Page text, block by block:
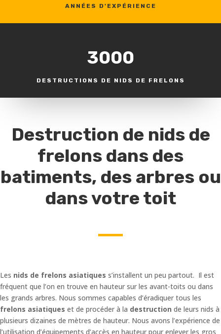
ANNÉES D'EXPÉRIENCE
3000
DESTRUCTIONS DE NIDS DE FRELONS
Destruction de nids de
frelons dans des
batiments, des arbres ou
dans votre toit
Les nids de frelons asiatiques s’installent un peu partout. Il est
fréquent que l’on en trouve en hauteur sur les avant-toits ou dans
les grands arbres. Nous sommes capables d’éradiquer tous les
frelons asiatiques et de procéder à la destruction de leurs nids à
plusieurs dizaines de mètres de hauteur. Nous avons l’expérience de
l’utilisation d’équipements d’accès en hauteur pour enlever les gros